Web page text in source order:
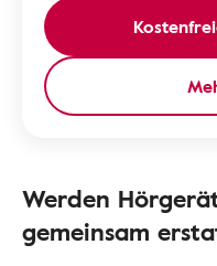
Werden
gemeinsam